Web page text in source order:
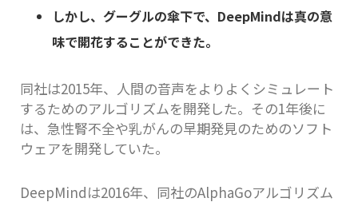
しかし、グーグルの傘下で、 DeepMindは真の意
味で開花することができた。
同社は2015年、人間の音声をよりよくシミュレート
するためのアルゴリズムを開発した。その1年後に
は、急性腎不全や乳がんの早期発見のためのソフト
ウェアを開発していた。
DeepMindは2016年、同社のAlphaGoアルゴリズム